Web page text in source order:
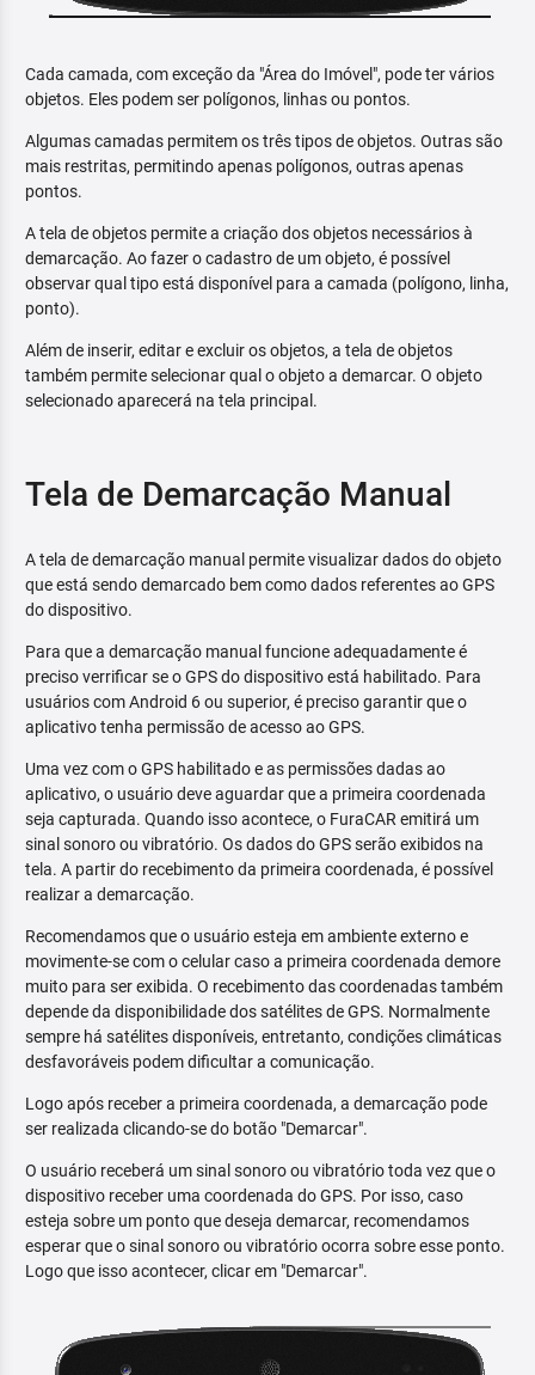
Cada camada, com exceção da "Área do Imóvel", pode ter vários
objetos. Eles podem ser polígonos, linhas ou pontos.
Algumas camadas permitem os três tipos de objetos. Outras são
mais restritas, permitindo apenas polígonos, outras apenas
pontos.
A tela de objetos permite a criação dos objetos necessários à
demarcação. Ao fazer o cadastro de um objeto, é possível
observar qual tipo está disponível para a camada (polígono, linha,
ponto).
Além de inserir, editar e excluir os objetos, a tela de objetos
também permite selecionar qual o objeto a demarcar. O objeto
selecionado aparecerá na tela principal.
Tela de Demarcação Manual
A tela de demarcação manual permite visualizar dados do objeto
que está sendo demarcado bem como dados referentes ao GPS
do dispositivo.
Para que a demarcação manual funcione adequadamente é
preciso verrificar se o GPS do dispositivo está habilitado. Para
usuários com Android 6 ou superior, é preciso garantir que o
aplicativo tenha permissão de acesso ao GPS.
Uma vez com o GPS habilitado e as permissões dadas ao
aplicativo, o usuário deve aguardar que a primeira coordenada
seja capturada. Quando isso acontece, o FuraCAR emitirá um
sinal sonoro ou vibratório. Os dados do GPS serão exibidos na
tela. A partir do recebimento da primeira coordenada, é possível
realizar a demarcação.
Recomendamos que o usuário esteja em ambiente externo e
movimente-se com o celular caso a primeira coordenada demore
muito para ser exibida. O recebimento das coordenadas também
depende da disponibilidade dos satélites de GPS. Normalmente
sempre há satélites disponíveis, entretanto, condições climáticas
desfavoráveis podem dificultar a comunicação.
Logo após receber a primeira coordenada, a demarcação pode
ser realizada clicando-se do botão "Demarcar".
O usuário receberá um sinal sonoro ou vibratório toda vez que o
dispositivo receber uma coordenada do GPS. Por isso, caso
esteja sobre um ponto que deseja demarcar, recomendamos
esperar que o sinal sonoro ou vibratório ocorra sobre esse ponto.
Logo que isso acontecer, clicar em "Demarcar".